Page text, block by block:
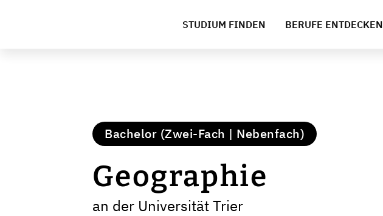
STUDIUM FINDEN BERUFE ENTDECKEN
Bachelor (Zwei-Fach | Nebenfach)
Geographie
an der Universität Trier